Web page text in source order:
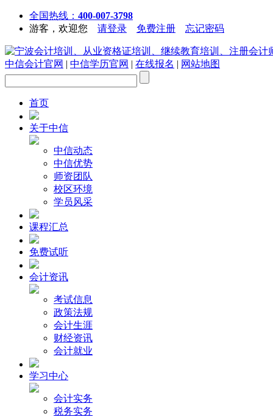
全国热线： 400-007-3798
游客，欢迎您 请登录 免费注册 忘记密码
中信会计官网 | 中信学历官网 | 在线报名 | 网站地图
首页
关于中信
中信动态
中信优势
师资团队
校区环境
学员风采
课程汇总
免费试听
会计资讯
考试信息
政策法规
会计生涯
财经资讯
会计就业
学习中心
会计实务
税务实务